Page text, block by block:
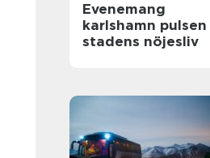
Evenemang
karlshamn pulsen i
stadens nöjesliv